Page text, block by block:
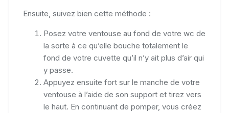
Ensuite, suivez bien cette méthode :
Posez votre ventouse au fond de votre wc de
la sorte à ce qu’elle bouche totalement le
fond de votre cuvette qu’il n’y ait plus d’air qui
y passe.
Appuyez ensuite fort sur le manche de votre
ventouse à l’aide de son support et tirez vers
le haut. En continuant de pomper, vous créez